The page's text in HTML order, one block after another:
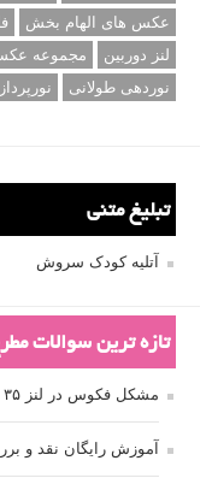
عکس های الهام بخش
لنز دوربین
مجموعه
نوردهی طولانی
تبلیغ متنی
آتلیه کودک سروش
تازه ترین سوالات
مشکل فکوس در لنز ۳۵ نیکون
آموزش رایگان نقد و